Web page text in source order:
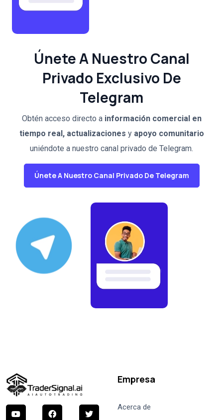
Únete A Nuestro Canal
Privado Exclusivo De
Telegram
Obtén acceso directo a información comercial en
tiempo real, actualizaciones y apoyo comunitario
uniéndote a nuestro canal privado de Telegram.
Únete A Nuestro Canal Privado De Telegram
Empresa
Acerca de